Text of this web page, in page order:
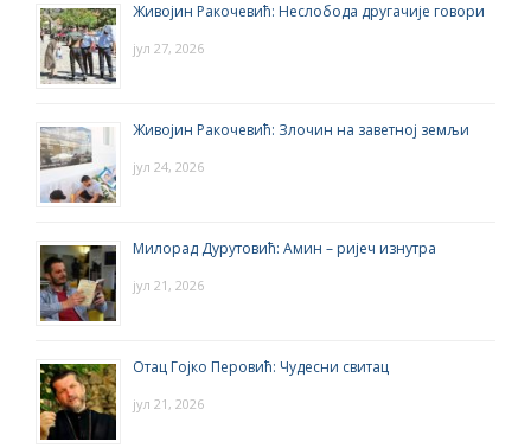
Живојин Ракочевић: Неслобода другачије говори
јул 27, 2026
Живојин Ракочевић: Злочин на заветној земљи
јул 24, 2026
Милорад Дурутовић: Амин – ријеч изнутра
јул 21, 2026
Отац Гојко Перовић: Чудесни свитац
јул 21, 2026